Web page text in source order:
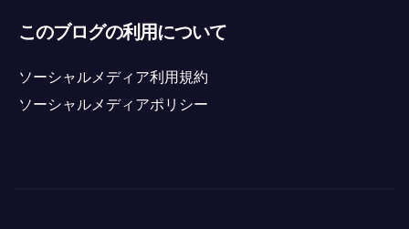
このブログの利用について
ソーシャルメディア利用規約
ソーシャルメディアポリシー